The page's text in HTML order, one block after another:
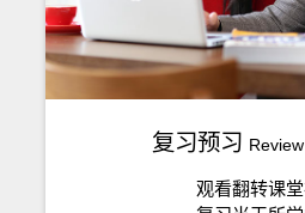
复习预习
观看翻转课